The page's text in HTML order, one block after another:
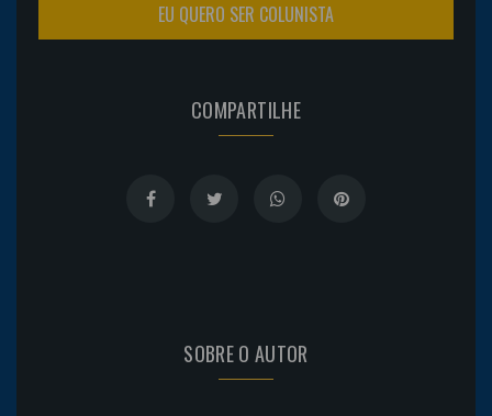
EU QUERO SER COLUNISTA
COMPARTILHE
SOBRE O AUTOR